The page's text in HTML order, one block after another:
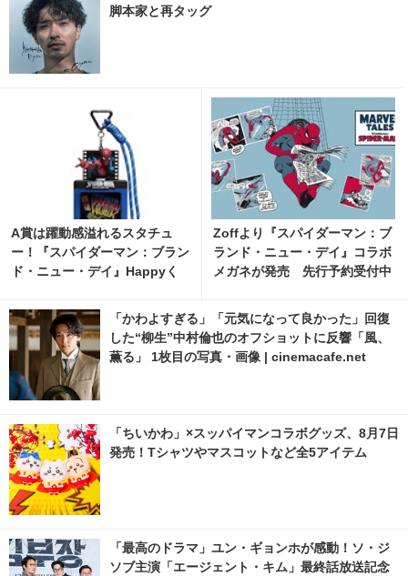
脚本家と再タッグ
A賞は躍動感溢れるスタチュ
ー！『スパイダーマン：ブラン
ド・ニュー・デイ』Happyく
真・画像 | cinemacafe.net
Zoffより『スパイダーマン：ブ
ランド・ニュー・デイ』コラボ
メガネが発売 先行予約受付中
「かわよすぎる」「元気になって良かった」回復
した“柳生”中村倫也のオフショットに反響「風、
薫る」 1枚目の写真・画像 | cinemacafe.net
「ちいかわ」×スッパイマンコラボグッズ、8月7日
発売！Tシャツやマスコットなど全5アイテム
「最高のドラマ」ユン・ギョンホが感動！ソ・ジ
ソブ主演「エージェント・キム」最終話放送記念